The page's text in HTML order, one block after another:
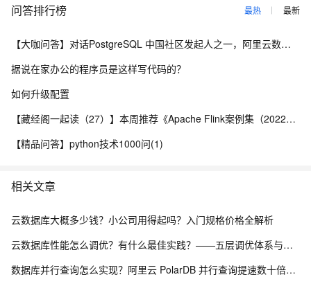
问答排行榜 最热 最新
【大咖问答】对话PostgreSQL 中国社区发起人之一，阿里云数据库高级专家 德哥
据说在家办公的程序员是这样写代码的？
如何升级配置
【藏经阁一起读（27）】本周推荐《Apache Flink案例集（2022版）》，你有哪些心得？
【精品问答】python技术1000问(1)
相关文章
云数据库大概多少钱？小公司用得起吗？入门规格价格全解析
云数据库性能怎么调优？有什么最佳实践？——五层调优体系与阿里云 RDS 实战
数据库并行查询怎么实现？阿里云 PolarDB 并行查询提速数十倍解析